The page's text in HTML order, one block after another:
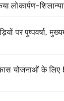
लोकार्पण-
पर पुष्पवर्षा,
योजनाओं के लिए